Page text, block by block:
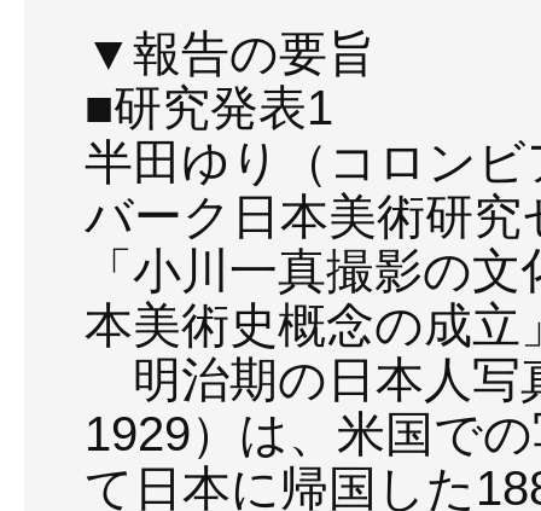
▼報告の要旨
■研究発表1
半田ゆり（コロン
バーク日本美術研究
「小川一真撮影の
本美術史概念の成立
明治期の日本人写
1929）は、米国で
て日本に帰国した